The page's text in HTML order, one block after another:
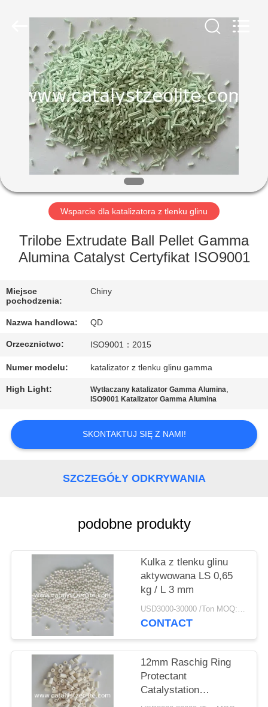
DOM
PRODUKTY
NAS
WYCIECZKA
FABRYCE
JAKOŚCI
SKONTAKTUJ
SIĘ
Z
NAMI
AKTUALNOŚCI
Wsparcie dla katalizatora z tlenku glinu
Trilobe Extrudate Ball Pellet Gamma
Alumina Catalyst Certyfikat ISO9001
Miejsce
pochodzenia:
Chiny
Nazwa handlowa: QD
Orzecznictwo: ISO9001：2015
Numer modelu: katalizator z tlenku glinu gamma
High Light: Wytłaczany katalizator Gamma Alumina,
ISO9001 Katalizator Gamma Alumina
SKONTAKTUJ SIĘ Z NAMI!
SZCZEGÓŁY ODKRYWANIA
podobne produkty
Kulka z tlenku glinu
aktywowana LS 0,65
kg / L 3 mm
USD3000-30000 /Ton MOQ:1 KG
CONTACT
12mm Raschig Ring
Protectant
Catalystation
Protectant